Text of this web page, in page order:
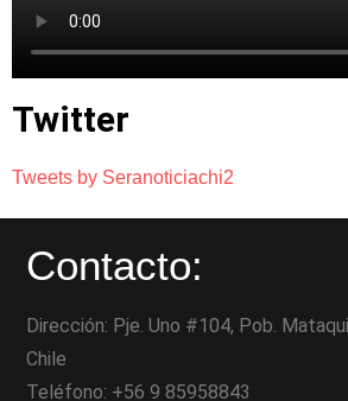
Twitter
Tweets by Seranoticiachi2
Contacto:
Dirección: Pje. Uno #104, Pob.
Chile
Teléfono: +56 9 85958843